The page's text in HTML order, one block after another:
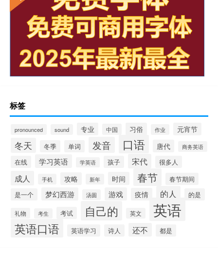
标签
pronounced sound 专业 中国 习俗 作业 元宵节
冬天 冬季 单词 发音 口语 唐代 商务英语
在线 学习英语 学英语 孩子 宋代 很多人
成人 手机 攻略 新年 时间 春节
春节期间
是一个
梦幻西游 汤圆 游戏 疫情 的人 的是
礼物 考生 考试 自己的 英文 英语
英语口语 英语学习 诗人 还不 都是